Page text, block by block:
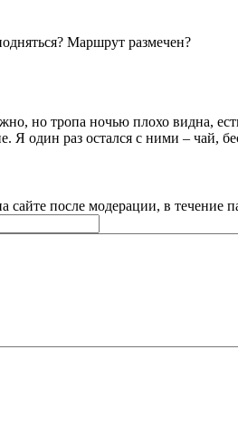
Маршрут размечен?
но тропа ночью плохо видна,
Я один раз остался с ними – чай,
сайте после модерации, в течение